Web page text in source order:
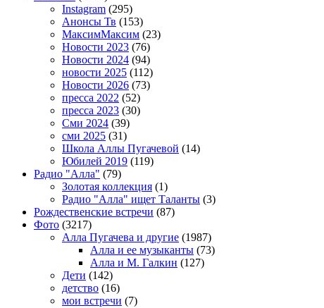
Instagram (295)
Анонсы Тв (153)
МаксимМаксим (23)
Новости 2023 (76)
Новости 2024 (94)
новости 2025 (112)
Новости 2026 (73)
пресса 2022 (52)
пресса 2023 (30)
Сми 2024 (39)
сми 2025 (31)
Школа Аллы Пугачевой (14)
Юбилей 2019 (119)
Радио "Алла" (79)
Золотая коллекция (1)
Радио "Алла" ищет Таланты (3)
Рождественские встречи (87)
Фото (3217)
Алла Пугачева и другие (1987)
Алла и ее музыканты (73)
Алла и М. Галкин (127)
Дети (142)
детство (16)
мои встречи (7)